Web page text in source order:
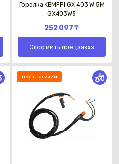
Горелка KEMPPI GX 403 W 5M
GX403W5
252 097 ₸
Оформить предзаказ
нет в наличии